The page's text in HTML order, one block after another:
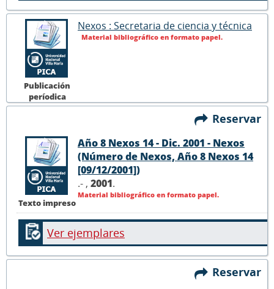
Publicación
períodica
Nexos : Secretaria de ciencia y técnica
Material bibliográfico en formato papel.
Reservar
Texto impreso
Año 8 Nexos 14 - Dic. 2001 - Nexos
(Número de Nexos, Año 8 Nexos 14
[09/12/2001])
.- , 2001.
Material bibliográfico en formato papel.
Ver ejemplares
Reservar